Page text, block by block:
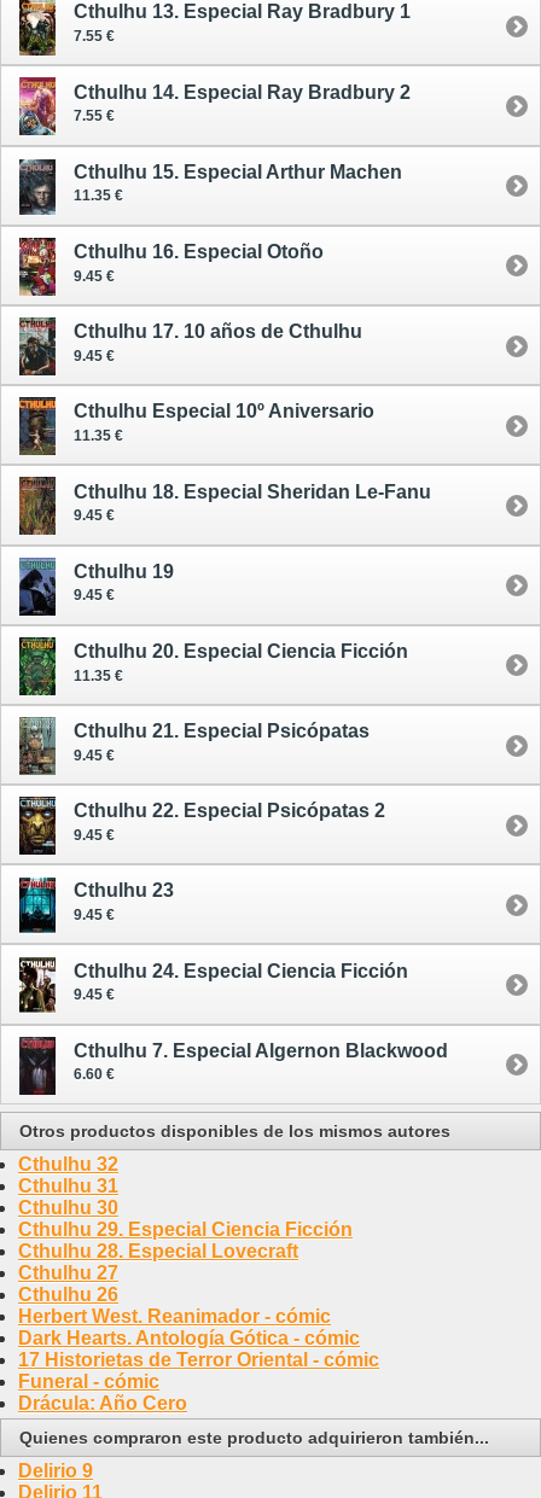
Cthulhu 13. Especial Ray Bradbury 1
7.55 €
Cthulhu 14. Especial Ray Bradbury 2
7.55 €
Cthulhu 15. Especial Arthur Machen
11.35 €
Cthulhu 16. Especial Otoño
9.45 €
Cthulhu 17. 10 años de Cthulhu
9.45 €
Cthulhu Especial 10º Aniversario
11.35 €
Cthulhu 18. Especial Sheridan Le-Fanu
9.45 €
Cthulhu 19
9.45 €
Cthulhu 20. Especial Ciencia Ficción
11.35 €
Cthulhu 21. Especial Psicópatas
9.45 €
Cthulhu 22. Especial Psicópatas 2
9.45 €
Cthulhu 23
9.45 €
Cthulhu 24. Especial Ciencia Ficción
9.45 €
Cthulhu 7. Especial Algernon Blackwood
6.60 €
Otros productos disponibles de los mismos autores
Cthulhu 32
Cthulhu 31
Cthulhu 30
Cthulhu 29. Especial Ciencia Ficción
Cthulhu 28. Especial Lovecraft
Cthulhu 27
Cthulhu 26
Herbert West. Reanimador - cómic
Dark Hearts. Antología Gótica - cómic
17 Historietas de Terror Oriental - cómic
Funeral - cómic
Drácula: Año Cero
Quienes compraron este producto adquirieron también...
Delirio 9
Delirio 11